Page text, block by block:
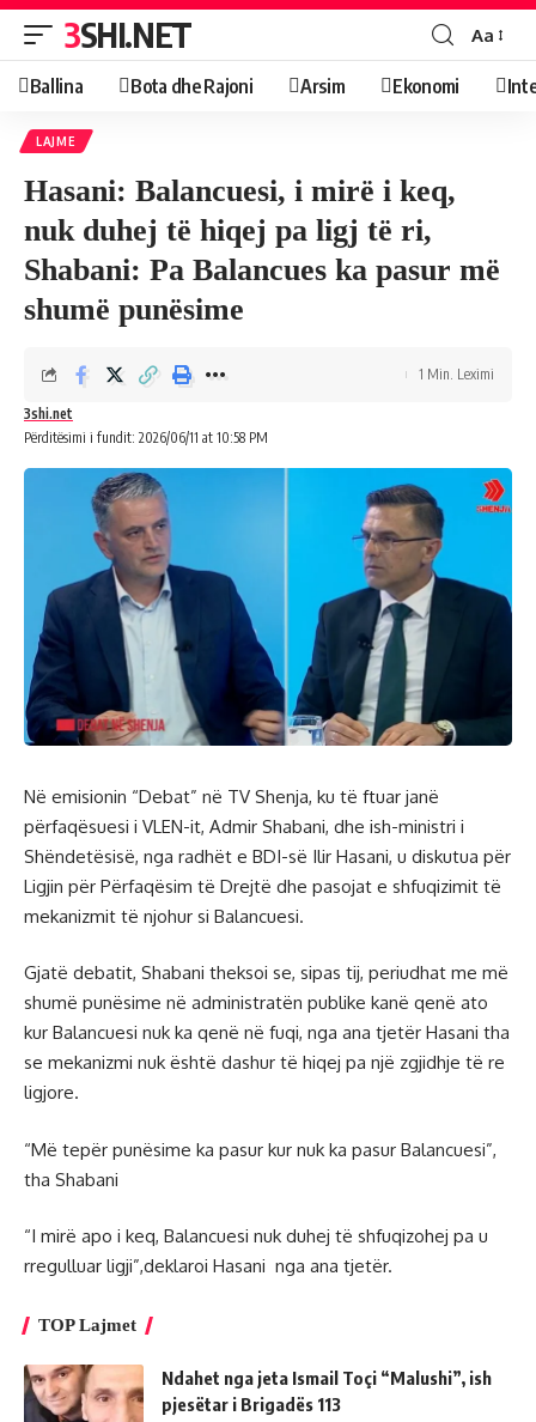
3SHI.NET Aa
Ballina Bota dhe Rajoni Arsim Ekonomi
LAJME
Hasani: Balancuesi, i mirë i keq,
nuk duhej të hiqej pa ligj të ri,
Shabani: Pa Balancues ka pasur më
shumë punësime
Përditësimi i fundit: 2026/06/11 at 10:58 PM
3shi.net
1 Min. Leximi
Në emisionin “Debat” në TV Shenja, ku të ftuar janë
përfaqësuesi i VLEN-it, Admir Shabani, dhe ish-ministri i
Shëndetësisë, nga radhët e BDI-së Ilir Hasani, u diskutua për
Ligjin për Përfaqësim të Drejtë dhe pasojat e shfuqizimit të
mekanizmit të njohur si Balancuesi.
Gjatë debatit, Shabani theksoi se, sipas tij, periudhat me më
shumë punësime në administratën publike kanë qenë ato
kur Balancuesi nuk ka qenë në fuqi, nga ana tjetër Hasani tha
se mekanizmi nuk është dashur të hiqej pa një zgjidhje të re
ligjore.
“Më tepër punësime ka pasur kur nuk ka pasur Balancuesi”,
tha Shabani
“I mirë apo i keq, Balancuesi nuk duhej të shfuqizohej pa u
rregulluar ligji”,deklaroi Hasani nga ana tjetër.
TOP Lajmet
Ndahet nga jeta Ismail Toçi “Malushi”, ish
pjesëtar i Brigadës 113